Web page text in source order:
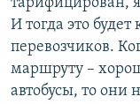
тарифицирован,
И тогда это
перевозчиков.
маршруту –
автобусы, то они